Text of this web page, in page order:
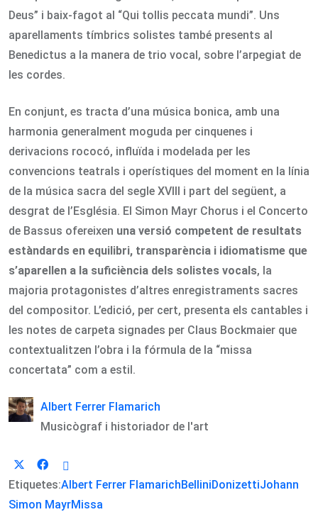
Deus” i baix-fagot al “Qui tollis peccata mundi”. Uns
aparellaments tímbrics solistes també presents al
Benedictus a la manera de trio vocal, sobre l’arpegiat de
les cordes.
En conjunt, es tracta d’una música bonica, amb una
harmonia generalment moguda per cinquenes i
derivacions rococó, influïda i modelada per les
convencions teatrals i operístiques del moment en la línia
de la música sacra del segle XVIII i part del següent, a
desgrat de l’Església. El Simon Mayr Chorus i el Concerto
de Bassus ofereixen una versió competent de resultats
estàndards en equilibri, transparència i idiomatisme que
s’aparellen a la suficiència dels solistes vocals, la
majoria protagonistes d’altres enregistraments sacres
del compositor. L’edició, per cert, presenta els cantables i
les notes de carpeta signades per Claus Bockmaier que
contextualitzen l’obra i la fórmula de la “missa
concertata” com a estil.
Albert Ferrer Flamarich
Musicògraf i historiador de l'art
Etiquetes:Albert Ferrer FlamarichBelliniDonizettiJohann
Simon MayrMissa